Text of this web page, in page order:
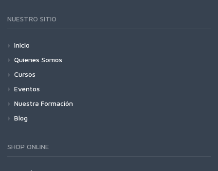
NUESTRO SITIO
Inicio
Quienes Somos
Cursos
Eventos
Nuestra Formación
Blog
SHOP ONLINE